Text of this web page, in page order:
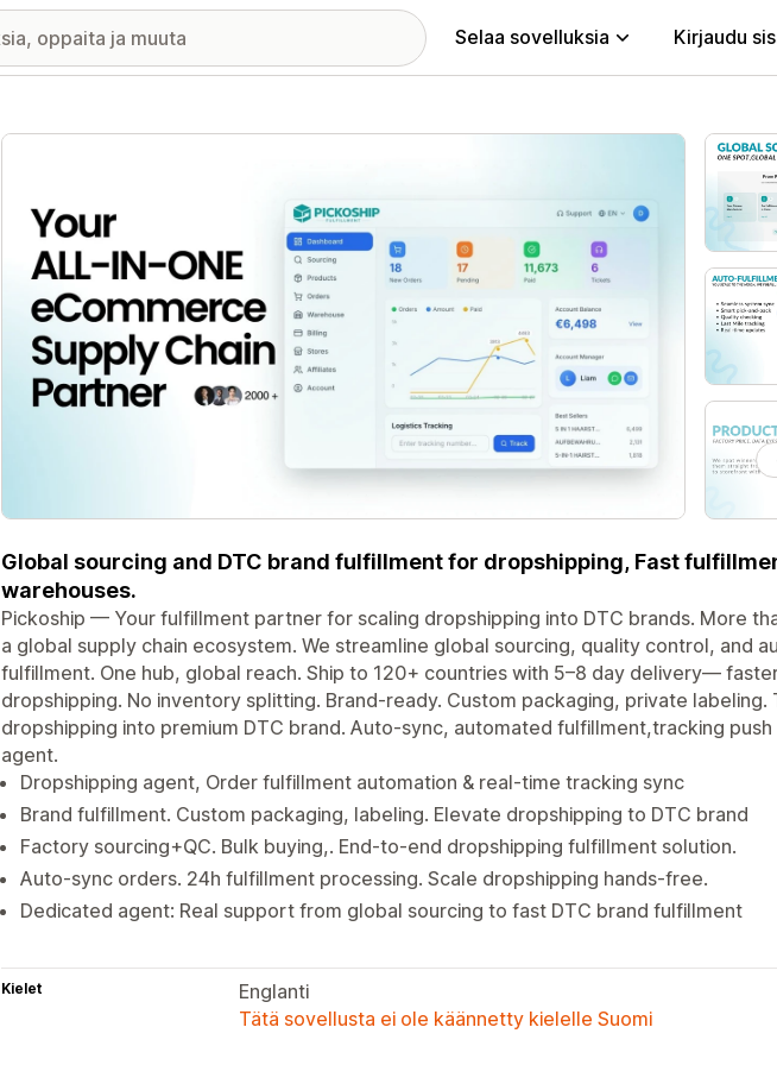
Selaa sovelluksia Kirjaudu
Esittelykuvagalleria
Global sourcing and DTC brand fulfillment for dropshipping, Fast
warehouses.
Pickoship — Your fulfillment partner for scaling dropshipping into DTC brands. More
a global supply chain ecosystem. We streamline global sourcing, quality control, and
fulfillment. One hub, global reach. Ship to 120+ countries with 5–8 day delivery—
dropshipping. No inventory splitting. Brand-ready. Custom packaging, private labeling.
dropshipping into premium DTC brand. Auto-sync, automated fulfillment,tracking push
agent.
Dropshipping agent, Order fulfillment automation & real-time tracking sync
Brand fulfillment. Custom packaging, labeling. Elevate dropshipping to DTC brand
Factory sourcing+QC. Bulk buying,. End-to-end dropshipping fulfillment solution.
Auto-sync orders. 24h fulfillment processing. Scale dropshipping hands-free.
Dedicated agent: Real support from global sourcing to fast DTC brand fulfillment
Kielet
Englanti
Tätä sovellusta ei ole käännetty kielelle Suomi